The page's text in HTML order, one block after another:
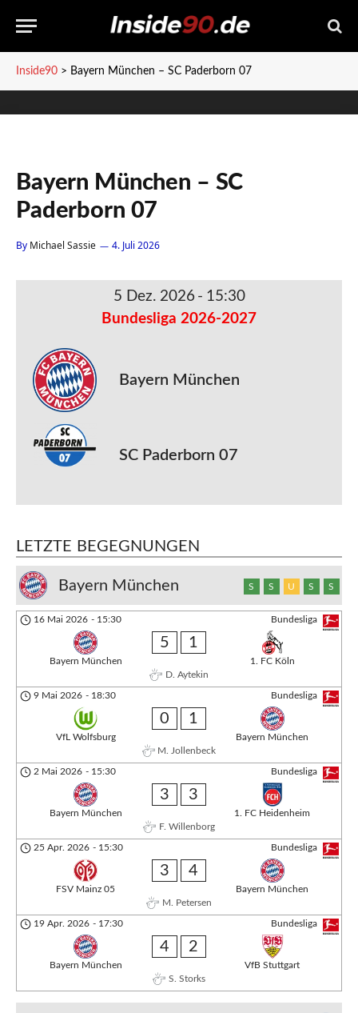
Inside90 > Bayern München – SC Paderborn 07
Bayern München – SC
Paderborn 07
By Michael Sassie 4. Juli 2026
5 Dez. 2026 - 15:30
Bundesliga 2026-2027
Bayern München
SC Paderborn 07
LETZTE BEGEGNUNGEN
Bayern München S S U S S
Bundesliga
16 Mai 2026 - 15:30
Bayern München
5 1
1. FC Köln
D. Aytekin
Bundesliga
9 Mai 2026 - 18:30
VfL Wolfsburg
0 1
Bayern München
M. Jollenbeck
Bundesliga
2 Mai 2026 - 15:30
Bayern München
3 3
1. FC Heidenheim
F. Willenborg
Bundesliga
25 Apr. 2026 - 15:30
FSV Mainz 05
3 4
Bayern München
M. Petersen
Bundesliga
19 Apr. 2026 - 17:30
Bayern München
4 2
VfB Stuttgart
S. Storks